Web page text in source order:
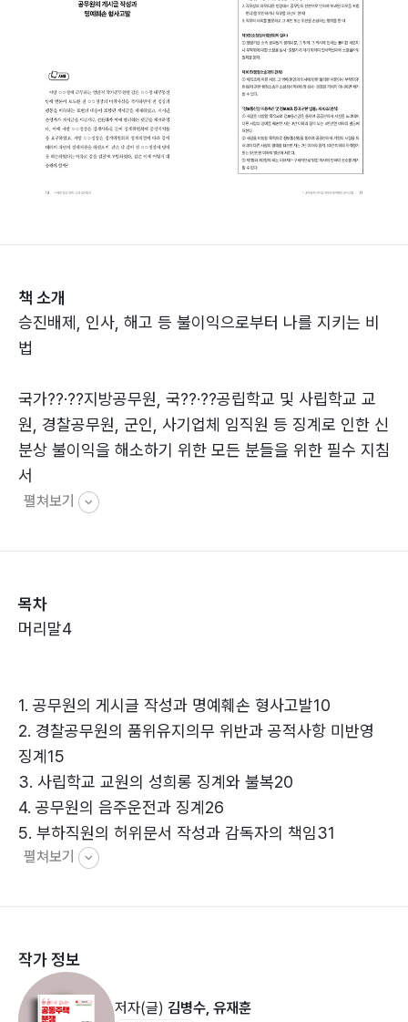
책 소개
승진배제, 인사, 해고 등 불이익으로부터 나를 지키는 비
법
국가??·??지방공무원, 국??·??공립학교 및 사립학교 교
원, 경찰공무원, 군인, 사기업체 임직원 등 징계로 인한 신
분상 불이익을 해소하기 위한 모든 분들을 위한 필수 지침
서
펼쳐보기
목차
머리말4
1. 공무원의 게시글 작성과 명예훼손 형사고발10
2. 경찰공무원의 품위유지의무 위반과 공적사항 미반영
징계15
3. 사립학교 교원의 성희롱 징계와 불복20
4. 공무원의 음주운전과 징계26
5. 부하직원의 허위문서 작성과 감독자의 책임31
6. 뇌물죄와 청렴의무위반 징계37
10. 교원임용 전 범한 비위행위와 징계55
11. 군인의 가혹행위와 전역명령59
12. 경찰공무원의 금품수수와 해임처분65
펼쳐보기
작가 정보
저자(글) 김병수, 유재훈